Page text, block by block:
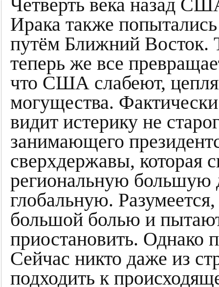
Четверть века назад
Ирака также
путём Ближний Восток.
теперь же все
что США слабеют,
могущества.
видит истерику не
занимающего
сверхдержавы, которая
региональную большую
глобальную.
большой болью и
приостановить. Однако
Сейчас никто даже из
подходить к